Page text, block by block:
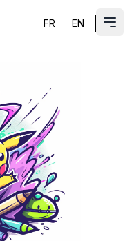
FR EN ES